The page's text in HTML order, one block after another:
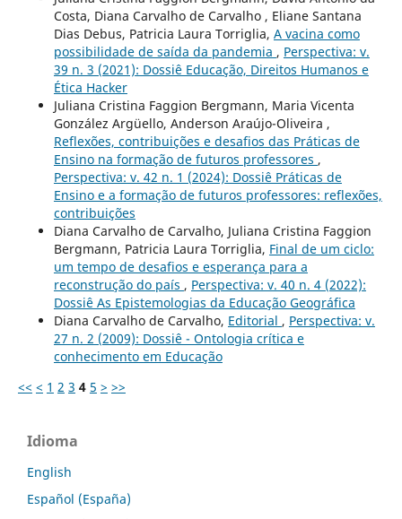
Costa, Diana Carvalho de Carvalho , Eliane Santana
Dias Debus, Patricia Laura Torriglia, A vacina como
possibilidade de saída da pandemia , Perspectiva: v.
39 n. 3 (2021): Dossiê Educação, Direitos Humanos e
Ética Hacker
Juliana Cristina Faggion Bergmann, Maria Vicenta
González Argüello, Anderson Araújo-Oliveira ,
Reflexões, contribuições e desafios das Práticas de
Ensino na formação de futuros professores ,
Perspectiva: v. 42 n. 1 (2024): Dossiê Práticas de
Ensino e a formação de futuros professores: reflexões,
contribuições
Diana Carvalho de Carvalho, Juliana Cristina Faggion
Bergmann, Patricia Laura Torriglia, Final de um ciclo:
um tempo de desafios e esperança para a
reconstrução do país , Perspectiva: v. 40 n. 4 (2022):
Dossiê As Epistemologias da Educação Geográfica
Diana Carvalho de Carvalho, Editorial , Perspectiva: v.
27 n. 2 (2009): Dossiê - Ontologia crítica e
conhecimento em Educação
<< < 1 2 3 4 5 > >>
Idioma
English
Español (España)